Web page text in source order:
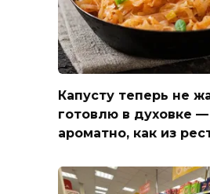
Капусту теперь не
готовлю в духовке
ароматно, как из